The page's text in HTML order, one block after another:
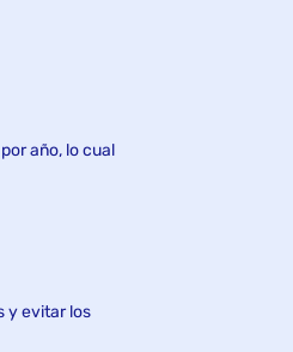
año, lo cual
y evitar los